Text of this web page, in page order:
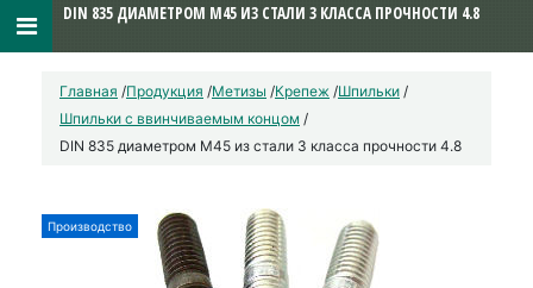
Главная /Продукция /Метизы /Крепеж /Шпильки /
Шпильки с ввинчиваемым концом /
DIN 835 диаметром М45 из стали 3 класса прочности 4.8
Производство
DIN 835 ДИАМЕТРОМ М45 ИЗ СТАЛИ 3 КЛАССА ПРОЧНОСТИ 4.8